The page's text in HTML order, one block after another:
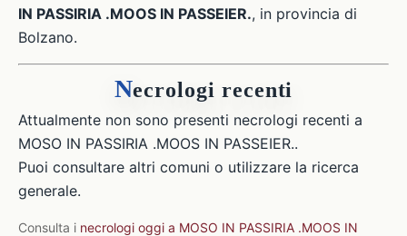
IN PASSIRIA .MOOS IN PASSEIER., in provincia di
Bolzano.
Necrologi recenti
Attualmente non sono presenti necrologi recenti a
MOSO IN PASSIRIA .MOOS IN PASSEIER..
Puoi consultare altri comuni o utilizzare la ricerca
generale.
Consulta i necrologi oggi a MOSO IN PASSIRIA .MOOS IN